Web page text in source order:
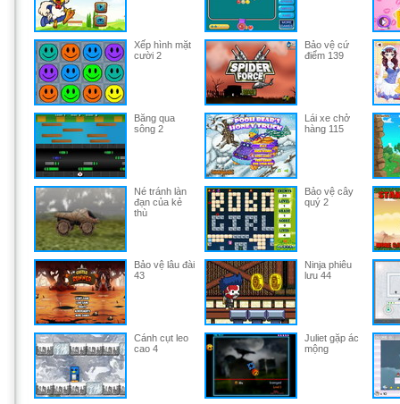
Xếp hình mặt
cười 2
Bảo vệ cứ
điểm 139
Băng qua
sông 2
Lái xe chở
hàng 115
Né tránh làn
đạn của kẻ
thù
Bảo vệ cây
quý 2
Bảo vệ lâu đài
43
Ninja phiêu
lưu 44
Cánh cụt leo
cao 4
Juliet gặp ác
mộng